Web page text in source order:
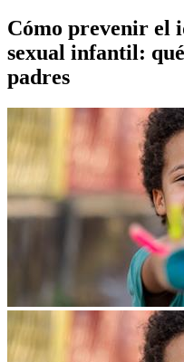
Cómo prevenir el
sexual infantil:
padres